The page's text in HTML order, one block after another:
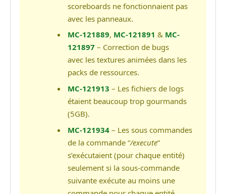
scoreboards ne fonctionnaient pas
avec les panneaux.
MC-121889, MC-121891 & MC-
121897 – Correction de bugs
avec les textures animées dans les
packs de ressources.
MC-121913 – Les fichiers de logs
étaient beaucoup trop gourmands
(5GB).
MC-121934 – Les sous commandes
de la commande “/execute”
s’exécutaient (pour chaque entité)
seulement si la sous-commande
suivante exécute au moins une